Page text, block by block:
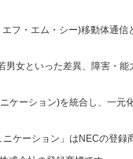
フ・エム・シー)移動体通
男女といった差異、障害・
ケーション)を統合し、一
ケーション」はNECの登録